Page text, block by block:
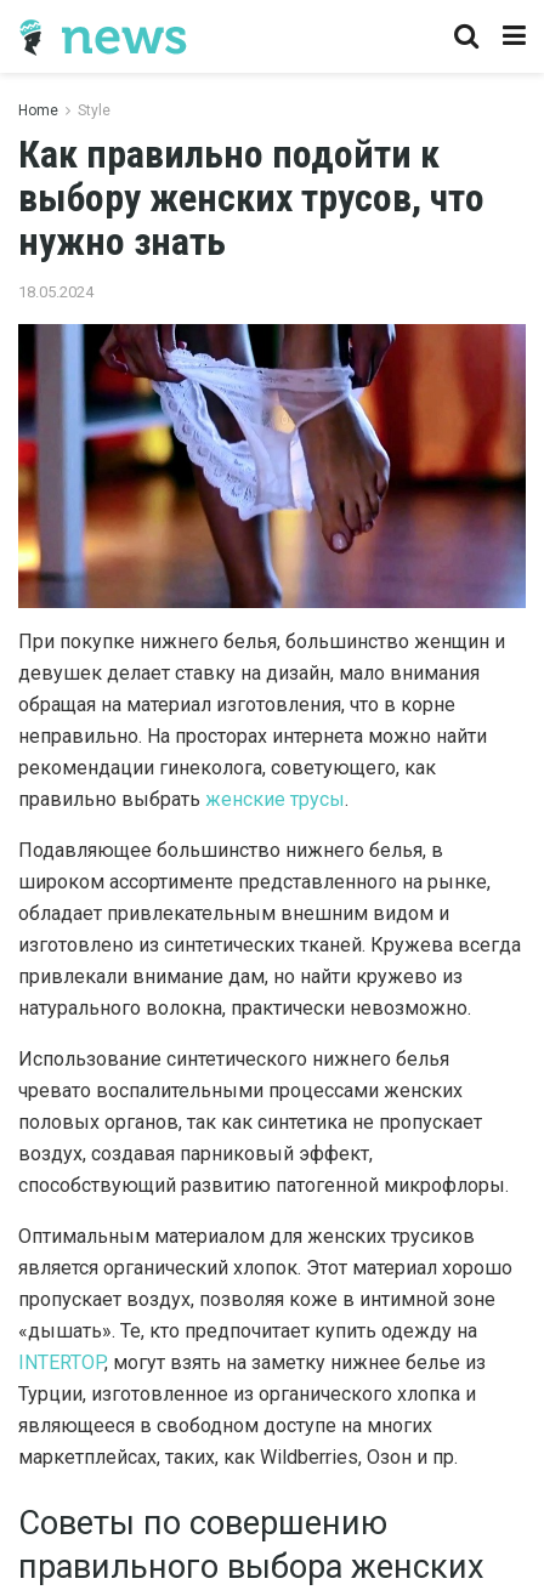
Home Style
Как правильно подойти к
выбору женских трусов, что
нужно знать
18.05.2024
При покупке нижнего белья, большинство женщин и
девушек делает ставку на дизайн, мало внимания
обращая на материал изготовления, что в корне
неправильно. На просторах интернета можно найти
рекомендации гинеколога, советующего, как
правильно выбрать женские трусы.
Подавляющее большинство нижнего белья, в
широком ассортименте представленного на рынке,
обладает привлекательным внешним видом и
изготовлено из синтетических тканей. Кружева всегда
привлекали внимание дам, но найти кружево из
натурального волокна, практически невозможно.
Использование синтетического нижнего белья
чревато воспалительными процессами женских
половых органов, так как синтетика не пропускает
воздух, создавая парниковый эффект,
способствующий развитию патогенной микрофлоры.
Оптимальным материалом для женских трусиков
является органический хлопок. Этот материал хорошо
пропускает воздух, позволяя коже в интимной зоне
«дышать». Те, кто предпочитает купить одежду на
INTERTOP, могут взять на заметку нижнее белье из
Турции, изготовленное из органического хлопка и
являющееся в свободном доступе на многих
маркетплейсах, таких, как Wildberries, Озон и пр.
Советы по совершению
правильного выбора женских